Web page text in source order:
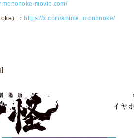
movie.com/
）： https://x.com/anime_mononoke/